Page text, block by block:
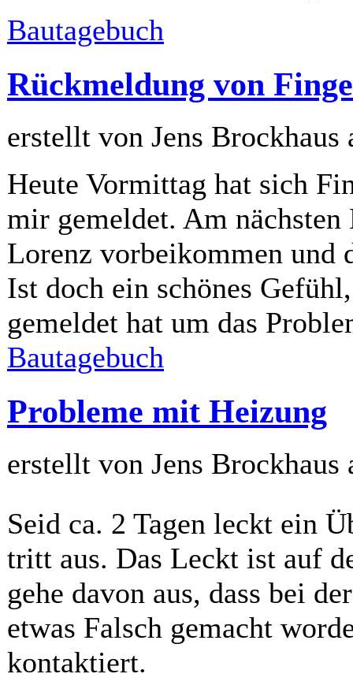
Bautagebuch
Rückmeldung von
erstellt von Jens Brockhaus
Heute Vormittag hat sich
mir gemeldet. Am
Lorenz vorbeikommen und
Ist doch ein schönes
gemeldet hat um das
Bautagebuch
Probleme mit Heizung
erstellt von Jens Brockhaus
Seid ca. 2 Tagen leckt ein
tritt aus. Das Leckt ist auf
gehe davon aus, dass bei
etwas Falsch gemacht
kontaktiert.